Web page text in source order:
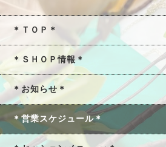
＊ＴＯＰ＊
＊ＳＨＯＰ情報＊
＊お知らせ＊
＊営業スケジュール＊